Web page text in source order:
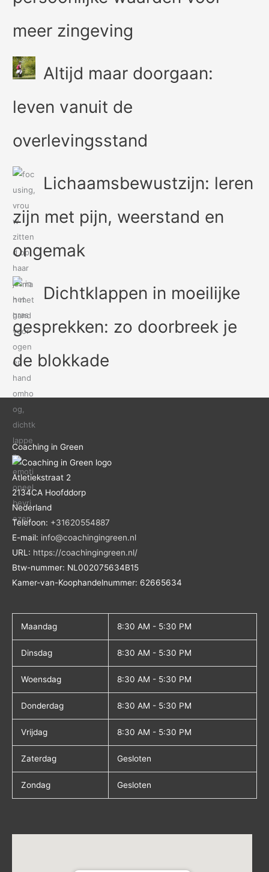
meer zingeving
Altijd maar doorgaan:
leven vanuit de
overlevingsstand
Lichaamsbewustzijn: leren
zijn met pijn, weerstand en
ongemak
Dichtklappen in moeilijke
gesprekken: zo doorbreek je
de blokkade
Coaching in Green
Atletiekstraat 2
2134CA Hoofddorp
Nederland
Telefoon: +31620554887
E-mail: info@coachingingreen.nl
URL: https://coachingingreen.nl/
Btw-nummer: NL002075634B15
Kamer-van-Koophandelnummer: 62665634
Maandag 8:30 AM - 5:30 PM
Dinsdag 8:30 AM - 5:30 PM
Woensdag 8:30 AM - 5:30 PM
Donderdag 8:30 AM - 5:30 PM
Vrijdag 8:30 AM - 5:30 PM
Zaterdag Gesloten
Zondag Gesloten